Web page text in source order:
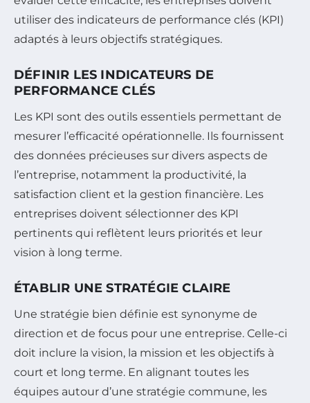
utiliser des indicateurs de performance clés (KPI)
adaptés à leurs objectifs stratégiques.
DÉFINIR LES INDICATEURS DE
PERFORMANCE CLÉS
Les KPI sont des outils essentiels permettant de
mesurer l’efficacité opérationnelle. Ils fournissent
des données précieuses sur divers aspects de
l’entreprise, notamment la productivité, la
satisfaction client et la gestion financière. Les
entreprises doivent sélectionner des KPI
pertinents qui reflètent leurs priorités et leur
vision à long terme.
ÉTABLIR UNE STRATÉGIE CLAIRE
Une stratégie bien définie est synonyme de
direction et de focus pour une entreprise. Celle-ci
doit inclure la vision, la mission et les objectifs à
court et long terme. En alignant toutes les
équipes autour d’une stratégie commune, les